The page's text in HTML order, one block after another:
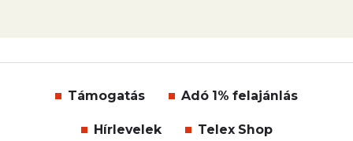
Támogatás Adó 1% felajánlás
Hírlevelek Telex Shop